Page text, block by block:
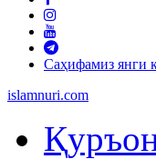
Саҳифамиз янги
islamnuri.com